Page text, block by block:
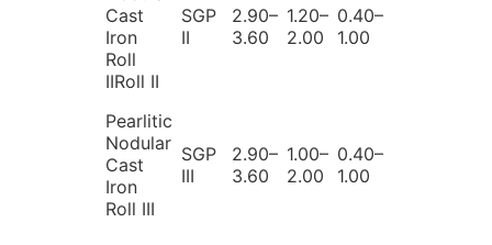
Cast
Iron
Roll
IIRoll II
SGP
II
2.90–
3.60
1.20–
2.00
0.40–
1.00
Pearlitic
Nodular
Cast
Iron
Roll III
SGP
III
2.90–
3.60
1.00–
2.00
0.40–
1.00